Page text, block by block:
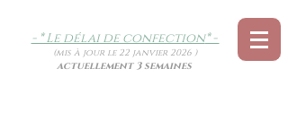
- * Le délai de confection* -
(mis à jour le 22 janvier 2026 )
actuellement 3 semaines